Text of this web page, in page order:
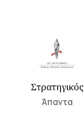
Στρατηγικός
Άπαντα